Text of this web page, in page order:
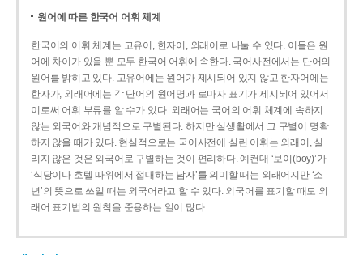
원어에 따른 한국어 어휘 체계
한국어의 어휘 체계는 고유어, 한자어, 외래어로 나눌 수 있다. 이들은 원
어에 차이가 있을 뿐 모두 한국어 어휘에 속한다. 국어사전에서는 단어의
원어를 밝히고 있다. 고유어에는 원어가 제시되어 있지 않고 한자어에는
한자가, 외래어에는 각 단어의 원어명과 로마자 표기가 제시되어 있어서
이로써 어휘 부류를 알 수가 있다. 외래어는 국어의 어휘 체계에 속하지
않는 외국어와 개념적으로 구별된다. 하지만 실생활에서 그 구별이 명확
하지 않을 때가 있다. 현실적으로는 국어사전에 실린 어휘는 외래어, 실
리지 않은 것은 외국어로 구별하는 것이 편리하다. 예컨대 ‘보이(boy)’가
‘식당이나 호텔 따위에서 접대하는 남자’를 의미할 때는 외래어지만 ‘소
년’의 뜻으로 쓰일 때는 외국어라고 할 수 있다. 외국어를 표기할 때도 외
래어 표기법의 원칙을 준용하는 일이 많다.